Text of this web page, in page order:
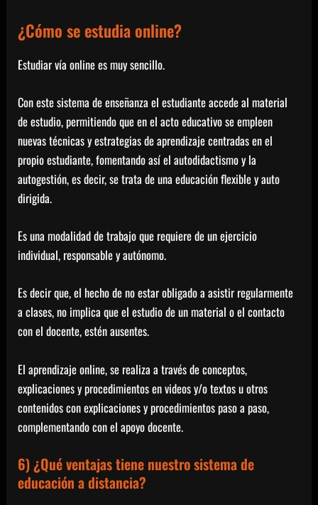
¿Cómo se estudia online?
Estudiar vía online es muy sencillo.
Con este sistema de enseñanza el estudiante accede al material
de estudio, permitiendo que en el acto educativo se empleen
nuevas técnicas y estrategias de aprendizaje centradas en el
propio estudiante, fomentando así el autodidactismo y la
autogestión, es decir, se trata de una educación flexible y auto
dirigida.
Es una modalidad de trabajo que requiere de un ejercicio
individual, responsable y autónomo.
Es decir que, el hecho de no estar obligado a asistir regularmente
a clases, no implica que el estudio de un material o el contacto
con el docente, estén ausentes.
El aprendizaje online, se realiza a través de conceptos,
explicaciones y procedimientos en videos y/o textos u otros
contenidos con explicaciones y procedimientos paso a paso,
complementando con el apoyo docente.
6) ¿Qué ventajas tiene nuestro sistema de
educación a distancia?